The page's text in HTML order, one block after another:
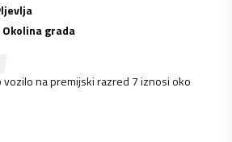
Okolina grada
vozilo na premijski razred 7 iznosi oko